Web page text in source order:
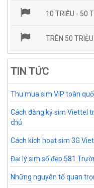
10 TRIỆU - 50
TRÊN 50 TRIỆU
TIN TỨC
Thu mua sim VIP toàn
Cách đăng ký sim Viettel
chủ
Cách kích hoạt sim 3G
Đại lý sim số đẹp 581
Những nguyên tố quan